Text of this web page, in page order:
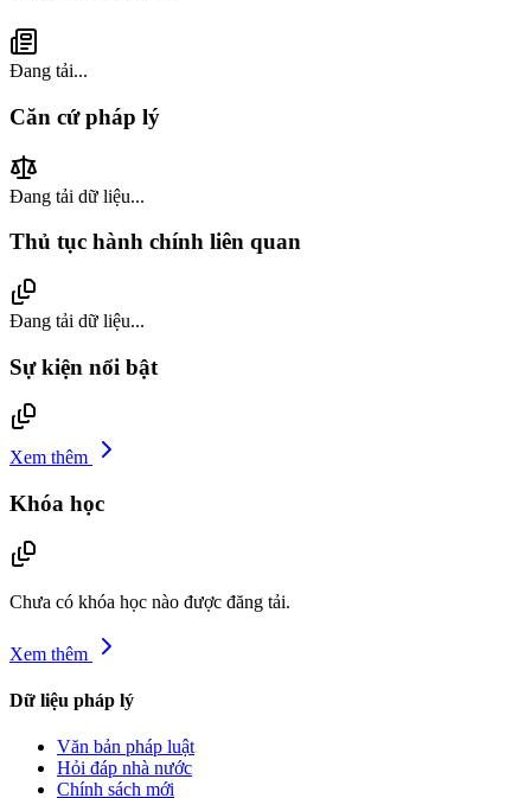
Đang tải...
Căn cứ pháp lý
Đang tải dữ liệu...
Thủ tục hành chính liên quan
Đang tải dữ liệu...
Sự kiện nổi bật
Xem thêm
Khóa học
Chưa có khóa học nào được đăng tải.
Xem thêm
Dữ liệu pháp lý
Văn bản pháp luật
Hỏi đáp nhà nước
Chính sách mới